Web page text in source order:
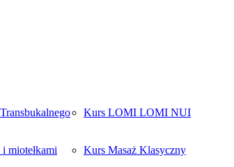
Kurs LOMI LOMI NUI
miotełkami Kurs Masaż Klasyczny